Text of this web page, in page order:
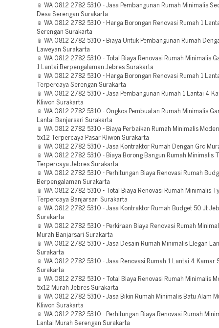
📱 WA 0812 2782 5310 - Jasa Pembangunan Rumah Minimalis
Desa Serengan Surakarta
📱 WA 0812 2782 5310 - Harga Borongan Renovasi Rumah 1
Serengan Surakarta
📱 WA 0812 2782 5310 - Biaya Untuk Pembangunan Rumah
Laweyan Surakarta
📱 WA 0812 2782 5310 - Total Biaya Renovasi Rumah Minimalis
1 Lantai Berpengalaman Jebres Surakarta
📱 WA 0812 2782 5310 - Harga Borongan Renovasi Rumah 1
Terpercaya Serengan Surakarta
📱 WA 0812 2782 5310 - Jasa Pembangunan Rumah 1 Lantai 4
Kliwon Surakarta
📱 WA 0812 2782 5310 - Ongkos Pembuatan Rumah Minimalis
Lantai Banjarsari Surakarta
📱 WA 0812 2782 5310 - Biaya Perbaikan Rumah Minimalis
5x12 Terpercaya Pasar Kliwon Surakarta
📱 WA 0812 2782 5310 - Jasa Kontraktor Rumah Dengan Grc
📱 WA 0812 2782 5310 - Biaya Borong Bangun Rumah Minimalis
Terpercaya Jebres Surakarta
📱 WA 0812 2782 5310 - Perhitungan Biaya Renovasi Rumah
Berpengalaman Surakarta
📱 WA 0812 2782 5310 - Total Biaya Renovasi Rumah Minimalis
Terpercaya Banjarsari Surakarta
📱 WA 0812 2782 5310 - Jasa Kontraktor Rumah Budget 50 Jt
Surakarta
📱 WA 0812 2782 5310 - Perkiraan Biaya Renovasi Rumah
Murah Banjarsari Surakarta
📱 WA 0812 2782 5310 - Jasa Desain Rumah Minimalis Elegan
Surakarta
📱 WA 0812 2782 5310 - Jasa Renovasi Rumah 1 Lantai 4 Kamar
Surakarta
📱 WA 0812 2782 5310 - Total Biaya Renovasi Rumah Minimalis
5x12 Murah Jebres Surakarta
📱 WA 0812 2782 5310 - Jasa Bikin Rumah Minimalis Batu Alam
Kliwon Surakarta
📱 WA 0812 2782 5310 - Perhitungan Biaya Renovasi Rumah
Lantai Murah Serengan Surakarta